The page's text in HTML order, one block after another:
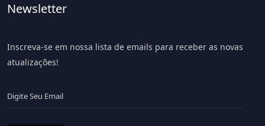
Newsletter
Inscreva-se em nossa lista de emails para receber as novas
atualizações!